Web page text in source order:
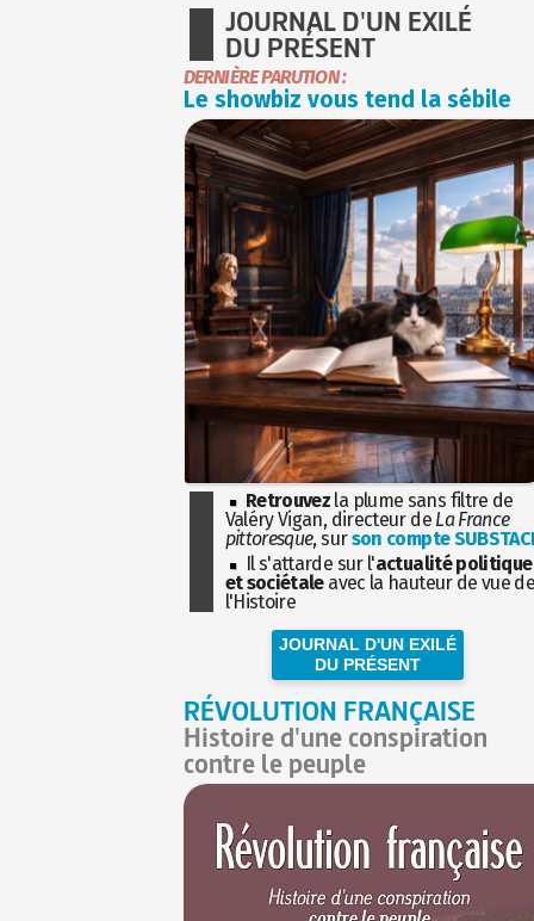
JOURNAL D'UN EXILÉ
DU PRÉSENT
DERNIÈRE PARUTION :
Le showbiz vous tend la sébile
Retrouvez la plume sans filtre de
Valéry Vigan, directeur de La France
pittoresque, surson compte
Il s'attarde sur l'actualité politique
et sociétaleavec la hauteur de vue
l'Histoire
JOURNAL D'UN EXILÉ
DU PRÉSENT
RÉVOLUTION FRANÇAISE
Histoire d'une conspiration
contre le peuple